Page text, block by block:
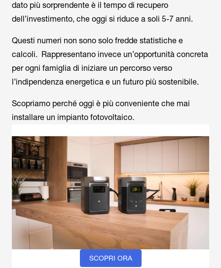
dato più sorprendente è il tempo di recupero
dell’investimento, che oggi si riduce a soli 5-7 anni.
Questi numeri non sono solo fredde statistiche e
calcoli. Rappresentano invece un’opportunità concreta
per ogni famiglia di iniziare un percorso verso
l’indipendenza energetica e un futuro più sostenibile.
Scopriamo perché oggi è più conveniente che mai
installare un impianto fotovoltaico.
SCOPRI ORA